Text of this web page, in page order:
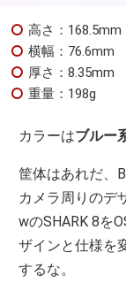
高さ：168.5mm
横幅：76.6mm
厚さ：8.35mm
重量：198g
カラーはブルー
筐体はあれだ、
カメラ周りのデ
wのSHARK 8を
ザインと仕様を
するな。